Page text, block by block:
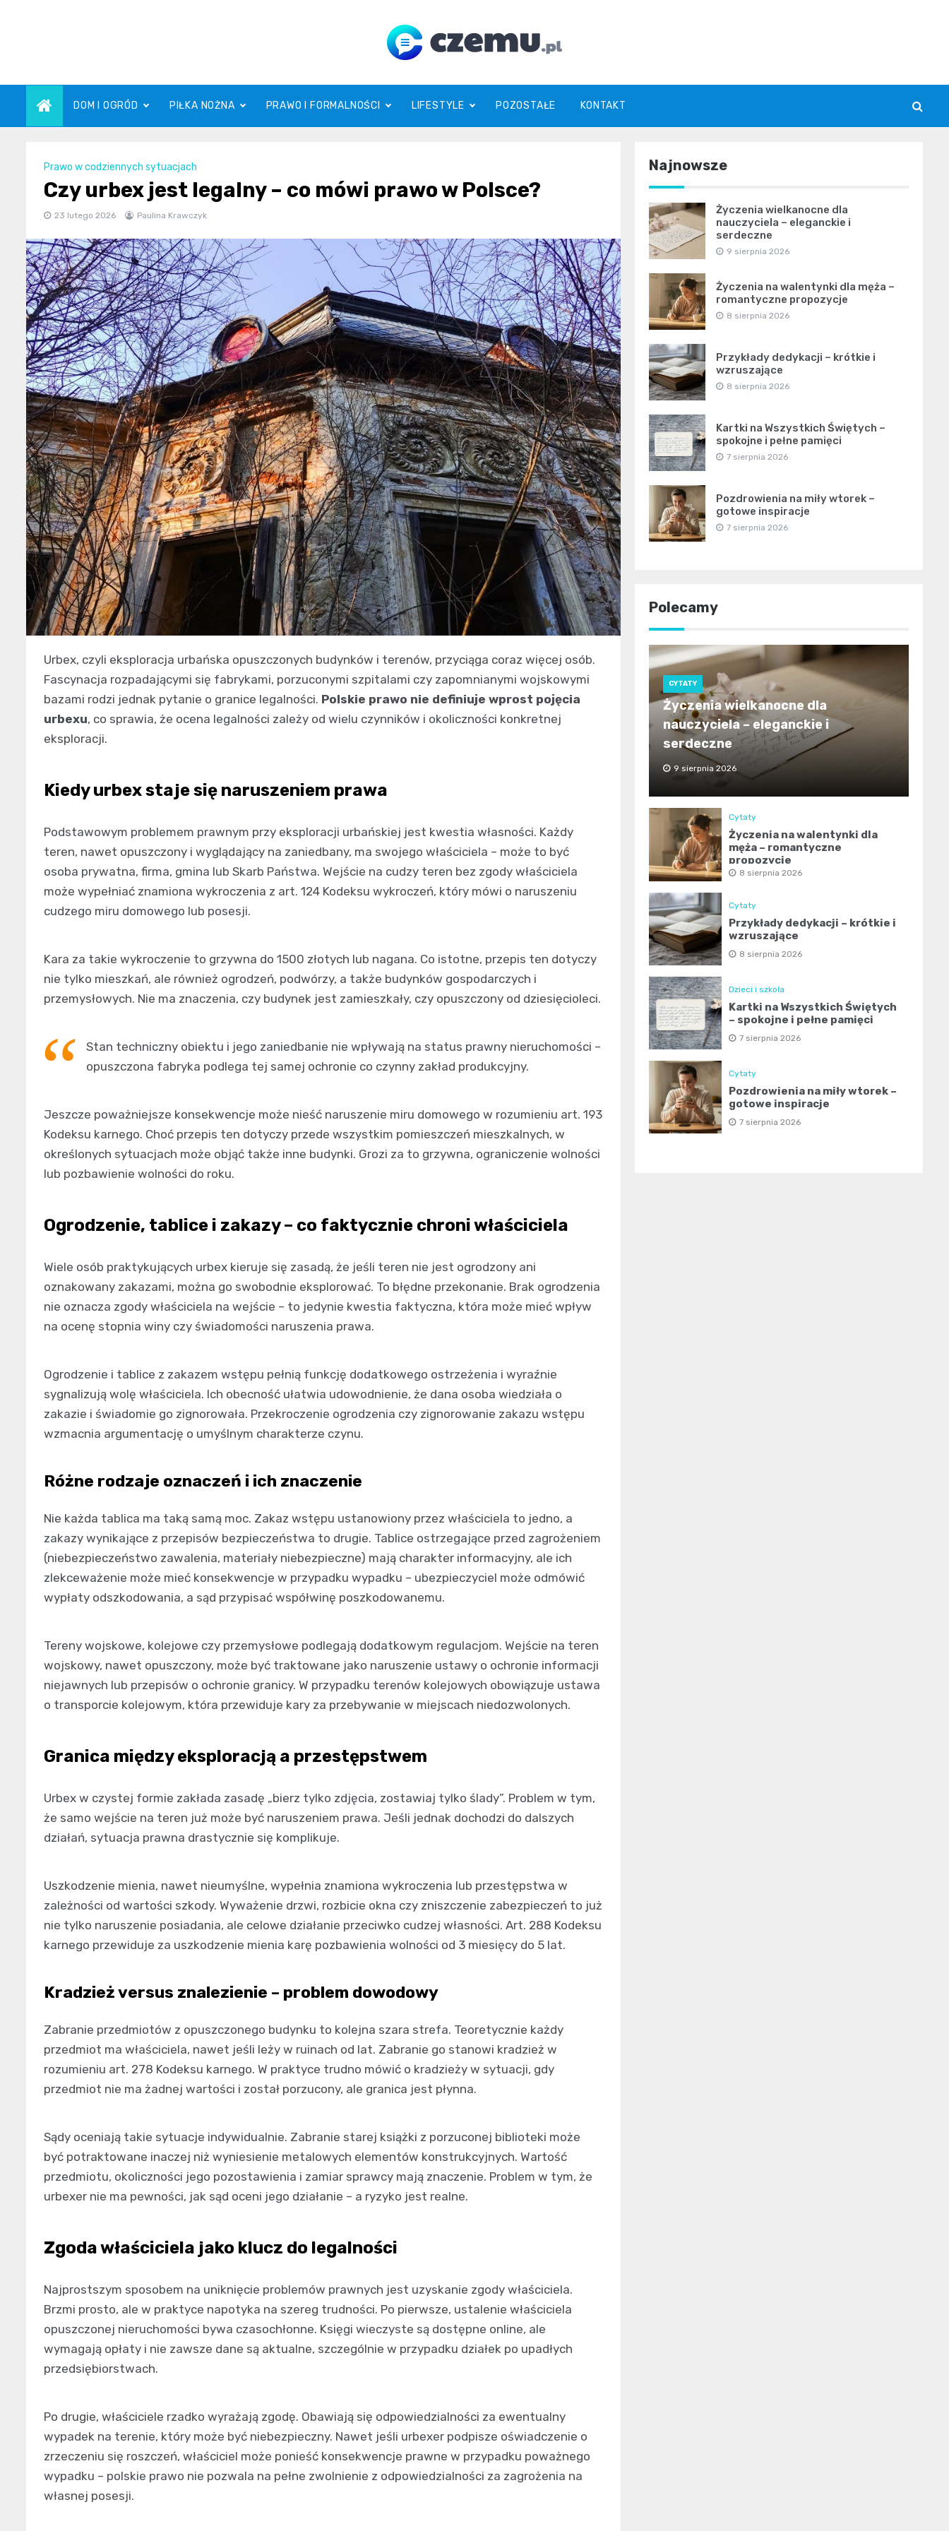
czemu.pl
DOM I OGRÓD PIŁKA NOŻNA PRAWO I FORMALNOŚCI LIFESTYLE POZOSTAŁE KONTAKT
Prawo w codziennych sytuacjach
Czy urbex jest legalny – co mówi prawo w Polsce?
23 lutego 2026 Paulina Krawczyk
Urbex, czyli eksploracja urbańska opuszczonych budynków i terenów, przyciąga coraz więcej osób.
Fascynacja rozpadającymi się fabrykami, porzuconymi szpitalami czy zapomnianymi wojskowymi
bazami rodzi jednak pytanie o granice legalności. Polskie prawo nie definiuje wprost pojęcia
urbexu, co sprawia, że ocena legalności zależy od wielu czynników i okoliczności konkretnej
eksploracji.
Kiedy urbex staje się naruszeniem prawa
Podstawowym problemem prawnym przy eksploracji urbańskiej jest kwestia własności. Każdy
teren, nawet opuszczony i wyglądający na zaniedbany, ma swojego właściciela – może to być
osoba prywatna, firma, gmina lub Skarb Państwa. Wejście na cudzy teren bez zgody właściciela
może wypełniać znamiona wykroczenia z art. 124 Kodeksu wykroczeń, który mówi o naruszeniu
cudzego miru domowego lub posesji.
Kara za takie wykroczenie to grzywna do 1500 złotych lub nagana. Co istotne, przepis ten dotyczy
nie tylko mieszkań, ale również ogrodzeń, podwórzy, a także budynków gospodarczych i
przemysłowych. Nie ma znaczenia, czy budynek jest zamieszkały, czy opuszczony od dziesięcioleci.
Stan techniczny obiektu i jego zaniedbanie nie wpływają na status prawny nieruchomości –
opuszczona fabryka podlega tej samej ochronie co czynny zakład produkcyjny.
Jeszcze poważniejsze konsekwencje może nieść naruszenie miru domowego w rozumieniu art. 193
Kodeksu karnego. Choć przepis ten dotyczy przede wszystkim pomieszczeń mieszkalnych, w
określonych sytuacjach może objąć także inne budynki. Grozi za to grzywna, ograniczenie wolności
lub pozbawienie wolności do roku.
Ogrodzenie, tablice i zakazy – co faktycznie chroni właściciela
Wiele osób praktykujących urbex kieruje się zasadą, że jeśli teren nie jest ogrodzony ani
oznakowany zakazami, można go swobodnie eksplorować. To błędne przekonanie. Brak ogrodzenia
nie oznacza zgody właściciela na wejście – to jedynie kwestia faktyczna, która może mieć wpływ
na ocenę stopnia winy czy świadomości naruszenia prawa.
Ogrodzenie i tablice z zakazem wstępu pełnią funkcję dodatkowego ostrzeżenia i wyraźnie
sygnalizują wolę właściciela. Ich obecność ułatwia udowodnienie, że dana osoba wiedziała o
zakazie i świadomie go zignorowała. Przekroczenie ogrodzenia czy zignorowanie zakazu wstępu
wzmacnia argumentację o umyślnym charakterze czynu.
Różne rodzaje oznaczeń i ich znaczenie
Nie każda tablica ma taką samą moc. Zakaz wstępu ustanowiony przez właściciela to jedno, a
zakazy wynikające z przepisów bezpieczeństwa to drugie. Tablice ostrzegające przed zagrożeniem
(niebezpieczeństwo zawalenia, materiały niebezpieczne) mają charakter informacyjny, ale ich
zlekceważenie może mieć konsekwencje w przypadku wypadku – ubezpieczyciel może odmówić
wypłaty odszkodowania, a sąd przypisać współwinę poszkodowanemu.
Tereny wojskowe, kolejowe czy przemysłowe podlegają dodatkowym regulacjom. Wejście na teren
wojskowy, nawet opuszczony, może być traktowane jako naruszenie ustawy o ochronie informacji
niejawnych lub przepisów o ochronie granicy. W przypadku terenów kolejowych obowiązuje ustawa
o transporcie kolejowym, która przewiduje kary za przebywanie w miejscach niedozwolonych.
Granica między eksploracją a przestępstwem
Urbex w czystej formie zakłada zasadę „bierz tylko zdjęcia, zostawiaj tylko ślady”. Problem w tym,
że samo wejście na teren już może być naruszeniem prawa. Jeśli jednak dochodzi do dalszych
działań, sytuacja prawna drastycznie się komplikuje.
Uszkodzenie mienia, nawet nieumyślne, wypełnia znamiona wykroczenia lub przestępstwa w
zależności od wartości szkody. Wyważenie drzwi, rozbicie okna czy zniszczenie zabezpieczeń to już
nie tylko naruszenie posiadania, ale celowe działanie przeciwko cudzej własności. Art. 288 Kodeksu
karnego przewiduje za uszkodzenie mienia karę pozbawienia wolności od 3 miesięcy do 5 lat.
Kradzież versus znalezienie – problem dowodowy
Zabranie przedmiotów z opuszczonego budynku to kolejna szara strefa. Teoretycznie każdy
przedmiot ma właściciela, nawet jeśli leży w ruinach od lat. Zabranie go stanowi kradzież w
rozumieniu art. 278 Kodeksu karnego. W praktyce trudno mówić o kradzieży w sytuacji, gdy
przedmiot nie ma żadnej wartości i został porzucony, ale granica jest płynna.
Sądy oceniają takie sytuacje indywidualnie. Zabranie starej książki z porzuconej biblioteki może
być potraktowane inaczej niż wyniesienie metalowych elementów konstrukcyjnych. Wartość
przedmiotu, okoliczności jego pozostawienia i zamiar sprawcy mają znaczenie. Problem w tym, że
urbexer nie ma pewności, jak sąd oceni jego działanie – a ryzyko jest realne.
Zgoda właściciela jako klucz do legalności
Najprostszym sposobem na uniknięcie problemów prawnych jest uzyskanie zgody właściciela.
Brzmi prosto, ale w praktyce napotyka na szereg trudności. Po pierwsze, ustalenie właściciela
opuszczonej nieruchomości bywa czasochłonne. Księgi wieczyste są dostępne online, ale
wymagają opłaty i nie zawsze dane są aktualne, szczególnie w przypadku działek po upadłych
przedsiębiorstwach.
Po drugie, właściciele rzadko wyrażają zgodę. Obawiają się odpowiedzialności za ewentualny
wypadek na terenie, który może być niebezpieczny. Nawet jeśli urbexer podpisze oświadczenie o
zrzeczeniu się roszczeń, właściciel może ponieść konsekwencje prawne w przypadku poważnego
wypadku – polskie prawo nie pozwala na pełne zwolnienie z odpowiedzialności za zagrożenia na
własnej posesji.
Najnowsze
Życzenia wielkanocne dla
nauczyciela – eleganckie i
serdeczne
9 sierpnia 2026
Życzenia na walentynki dla męża –
romantyczne propozycje
8 sierpnia 2026
Przykłady dedykacji – krótkie i
wzruszające
8 sierpnia 2026
Kartki na Wszystkich Świętych –
spokojne i pełne pamięci
7 sierpnia 2026
Pozdrowienia na miły wtorek –
gotowe inspiracje
7 sierpnia 2026
Polecamy
CYTATY
Życzenia wielkanocne dla
nauczyciela – eleganckie i
serdeczne
9 sierpnia 2026
Cytaty
Życzenia na walentynki dla
męża – romantyczne
propozycje
8 sierpnia 2026
Cytaty
Przykłady dedykacji – krótkie i
wzruszające
8 sierpnia 2026
Dzieci i szkoła
Kartki na Wszystkich Świętych
– spokojne i pełne pamięci
7 sierpnia 2026
Cytaty
Pozdrowienia na miły wtorek –
gotowe inspiracje
7 sierpnia 2026